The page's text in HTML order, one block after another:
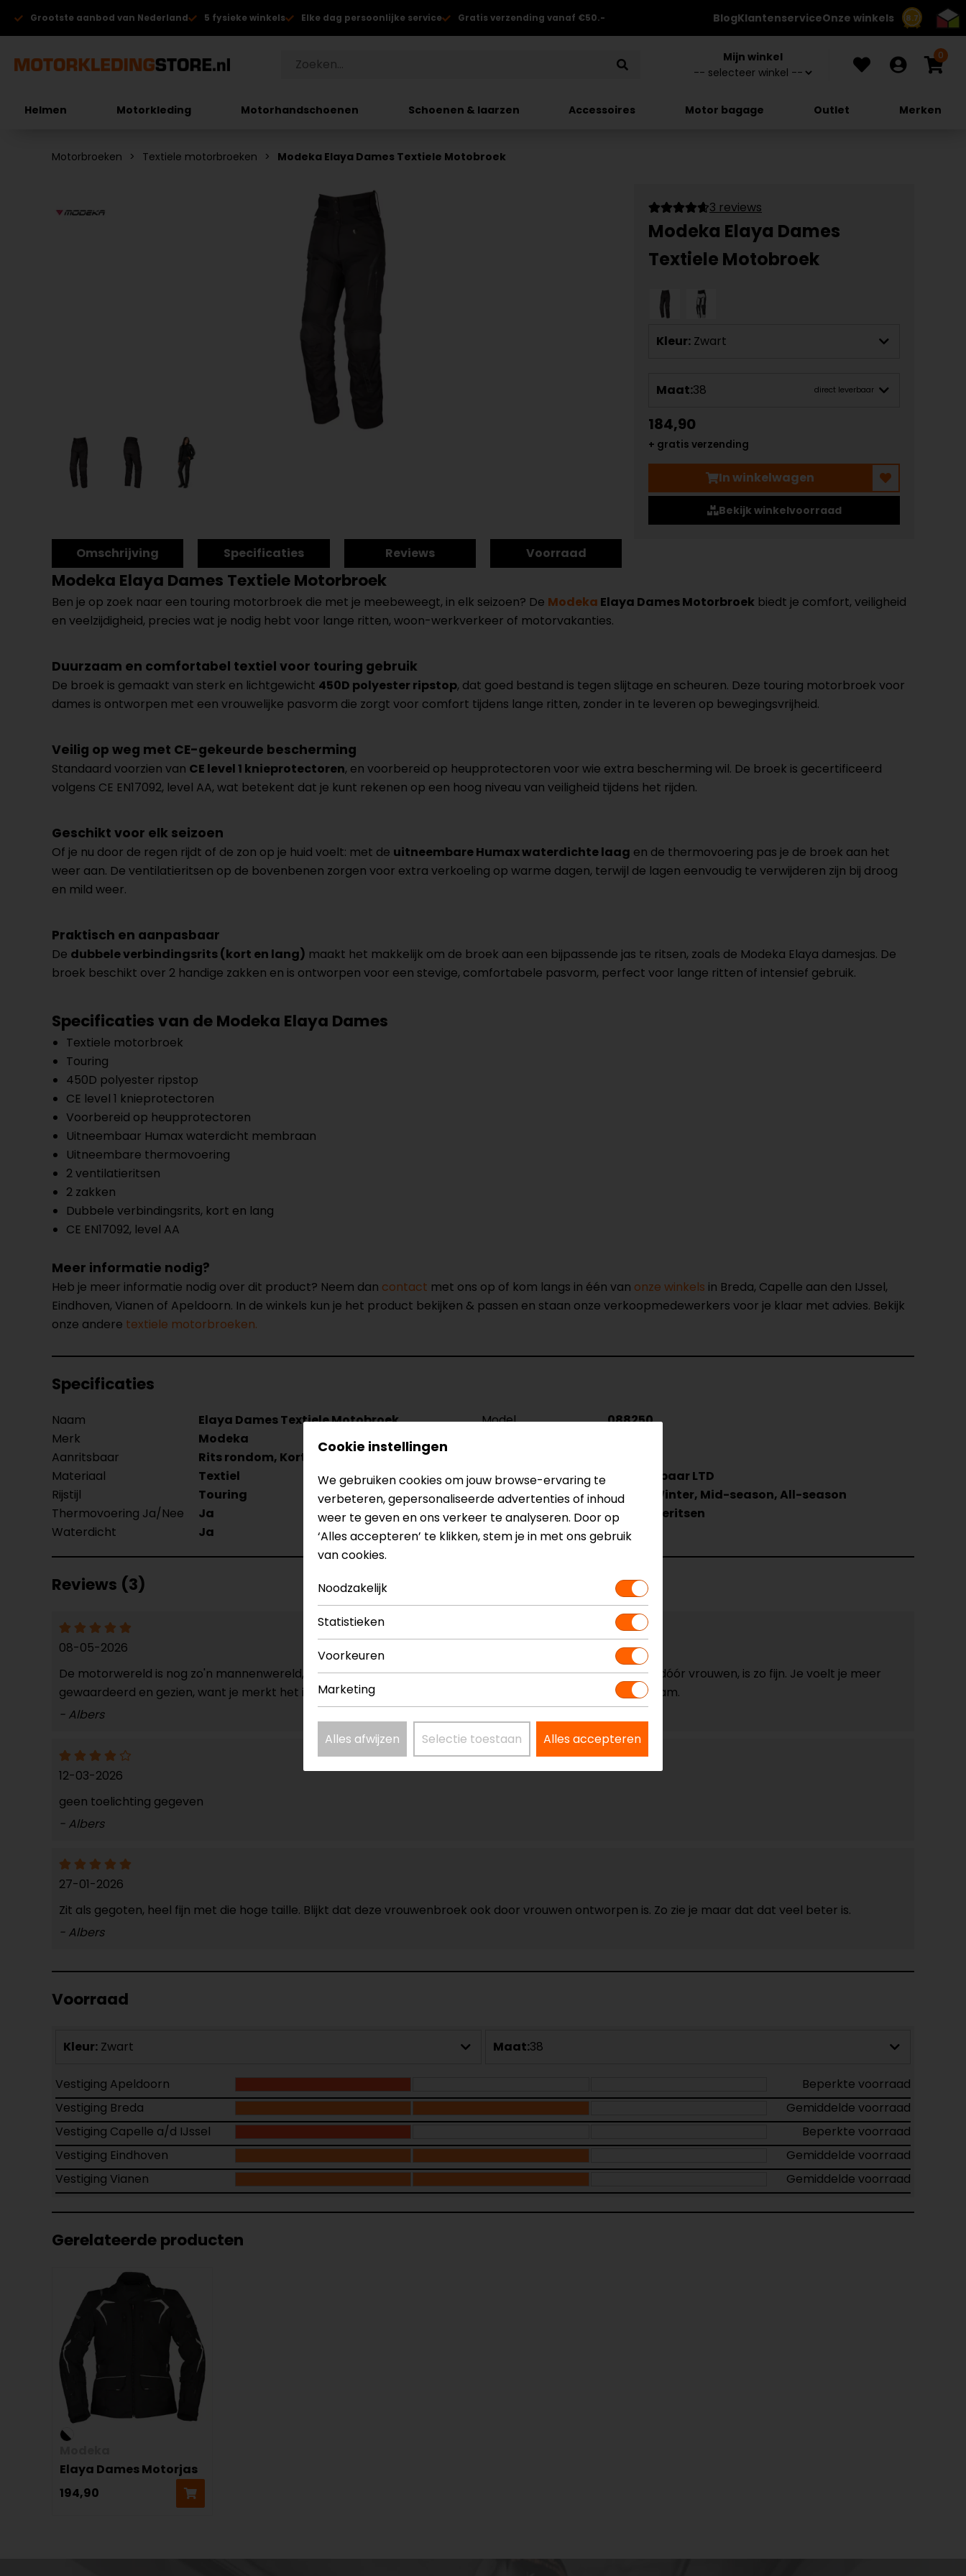
8.7
Grootste aanbod van Nederland 5 fysieke winkels Elke dag persoonlijke service Gratis verzending vanaf €50.- BlogKlantenserviceOnze winkels
Mijn winkel 0
Helmen Motorkleding Motorhandschoenen Schoenen & laarzen Accessoires Motor bagage Outlet Merken
Motorbroeken Textiele motorbroeken Modeka Elaya Dames Textiele Motobroek
3 reviews
Modeka Elaya Dames
Textiele Motobroek
Kleur: Zwart
Maat:38 direct leverbaar
184,90
+ gratis verzending
In winkelwagen
Bekijk winkelvoorraad
Omschrijving Specificaties Reviews Voorraad
Modeka Elaya Dames Textiele Motorbroek
Ben je op zoek naar een touring motorbroek die met je meebeweegt, in elk seizoen? De Modeka Elaya Dames Motorbroek biedt je comfort, veiligheid
en veelzijdigheid, precies wat je nodig hebt voor lange ritten, woon-werkverkeer of motorvakanties.
Duurzaam en comfortabel textiel voor touring gebruik
De broek is gemaakt van sterk en lichtgewicht 450D polyester ripstop, dat goed bestand is tegen slijtage en scheuren. Deze touring motorbroek voor
dames is ontworpen met een vrouwelijke pasvorm die zorgt voor comfort tijdens lange ritten, zonder in te leveren op bewegingsvrijheid.
Veilig op weg met CE-gekeurde bescherming
Standaard voorzien van CE level 1 knieprotectoren, en voorbereid op heupprotectoren voor wie extra bescherming wil. De broek is gecertificeerd
volgens CE EN17092, level AA, wat betekent dat je kunt rekenen op een hoog niveau van veiligheid tijdens het rijden.
Geschikt voor elk seizoen
Of je nu door de regen rijdt of de zon op je huid voelt: met de uitneembare Humax waterdichte laag en de thermovoering pas je de broek aan het
weer aan. De ventilatieritsen op de bovenbenen zorgen voor extra verkoeling op warme dagen, terwijl de lagen eenvoudig te verwijderen zijn bij droog
en mild weer.
Praktisch en aanpasbaar
De dubbele verbindingsrits (kort en lang) maakt het makkelijk om de broek aan een bijpassende jas te ritsen, zoals de Modeka Elaya damesjas. De
broek beschikt over 2 handige zakken en is ontworpen voor een stevige, comfortabele pasvorm, perfect voor lange ritten of intensief gebruik.
Specificaties van deModeka Elaya Dames
Textiele motorbroek
Touring
450D polyester ripstop
CE level 1 knieprotectoren
Voorbereid op heupprotectoren
Uitneembaar Humax waterdicht membraan
Uitneembare thermovoering
2 ventilatieritsen
2 zakken
Dubbele verbindingsrits, kort en lang
CE EN17092, level AA
Meer informatie nodig?
Heb je meer informatie nodig over dit product? Neem dan contact met ons op of kom langs in één van onze winkels in Breda, Capelle aan den IJssel,
Eindhoven, Vianen of Apeldoorn. In de winkels kun je het product bekijken & passen en staan onze verkoopmedewerkers voor je klaar met advies. Bekijk
onze andere textiele motorbroeken.
Specificaties
Naam Elaya Dames Textiele Motobroek Model
088250
Merk
Modeka
Aanritsbaar
Rits rondom, Korte rits
Materiaal
Textiel Membraan
Uitneembaar LTD
Rijstijl
Touring Seizoen
Zomer, Winter, Mid-season, All-season
Thermovoering Ja/Nee
Ja Ventilatie
Ventilatieritsen
Waterdicht
Ja
Reviews (3)
08-05-2026
De motorwereld is nog zo'n mannenwereld, dus om dan een broek te vinden die gemaakt is voor vrouwen, dóór vrouwen, is zo fijn. Je voelt je meer
gewaardeerd en gezien, want je merkt het in de pasvorm. De broek sluit tenminste goed aan aan ons lichaam.
- Albers
12-03-2026
geen toelichting gegeven
- Albers
27-01-2026
Zit als gegoten, heel fijn met die hoge taille. Blijkt dat deze vrouwenbroek ook door vrouwen ontworpen is. Zo zie je maar dat dat veel beter is.
- Albers
Voorraad
Kleur: Zwart Maat:38
Vestiging Apeldoorn
Beperkte voorraad
Vestiging Breda
Gemiddelde voorraad
Vestiging Capelle a/d IJssel
Beperkte voorraad
Vestiging Eindhoven
Gemiddelde voorraad
Vestiging Vianen
Gemiddelde voorraad
Gerelateerde producten
Elaya Dames Motorjas
194,90
Cookie instellingen
We gebruiken cookies om jouw browse-ervaring te
verbeteren, gepersonaliseerde advertenties of inhoud
weer te geven en ons verkeer te analyseren. Door op
‘Alles accepteren’ te klikken, stem je in met ons gebruik
van cookies.
Noodzakelijk
Statistieken
Voorkeuren
Marketing
Alles afwijzen Selectie toestaan Alles accepteren